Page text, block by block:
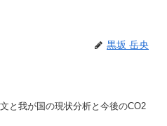
黒坂 岳央
と我が国の現状分析と今後のCO2